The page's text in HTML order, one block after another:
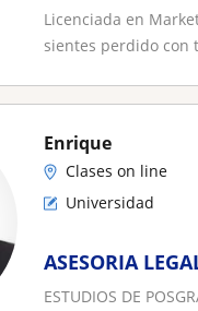
Licenciada en
sientes perdido con
Enrique
Clases on line
Universidad
ASESORIA
ESTUDIOS DE